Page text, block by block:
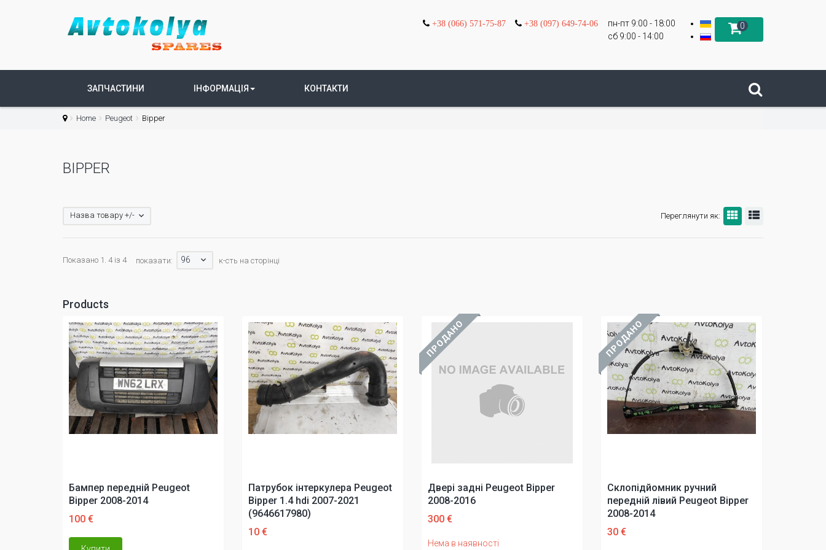
+38 (066) 571-75-87 +38 (097) 649-74-06
пн-пт 9:00 - 18:00
сб 9:00 - 14:00
0
ЗАПЧАСТИНИ ІНФОРМАЦІЯ КОНТАКТИ
Home Peugeot Bipper
BIPPER
Переглянути як:
Назва товару +/-
Показано 1. 4 із 4 показати: 96 к-сть на сторінці
Products
Бампер передній Peugeot
Bipper 2008-2014
100 €
Патрубок інтеркулера Peugeot
Bipper 1.4 hdi 2007-2021
(9646617980)
10 €
ПРОДАНО
Двері задні Peugeot Bipper
2008-2016
300 €
Нема в наявності
ПРОДАНО
Склопідйомник ручний
передній лівий Peugeot Bipper
2008-2014
30 €